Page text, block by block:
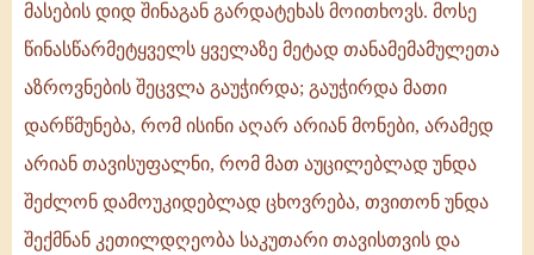
მასების დიდ შინაგან გარდატეხას მოითხოვს. მოსე
წინასწარმეტყველს ყველაზე მეტად თანამემამულეთა
აზროვნების შეცვლა გაუჭირდა; გაუჭირდა მათი
დარწმუნება, რომ ისინი აღარ არიან მონები, არამედ
არიან თავისუფალნი, რომ მათ აუცილებლად უნდა
შეძლონ დამოუკიდებლად ცხოვრება, თვითონ უნდა
შექმნან კეთილდღეობა საკუთარი თავისთვის და